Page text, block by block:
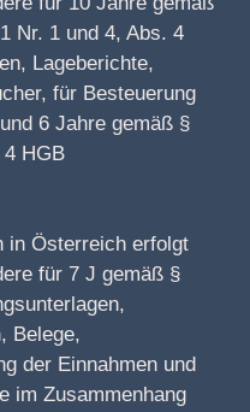
Nr. 1 und 4, Abs. 4
Lageberichte,
für Besteuerung
6 Jahre gemäß §
4 HGB
in Österreich erfolgt
für 7 J gemäß §
Belege,
der Einnahmen und
im Zusammenhang